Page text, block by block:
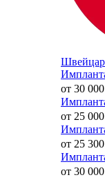
от 30 000
от 25 000
от 25 300
от 30 000